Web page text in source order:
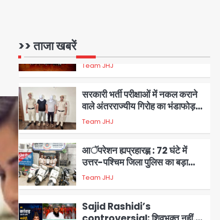
>> ताजा खबरें
3
मास्टरमाइंड समेत 7 गिरफ्तार
Team JHJ
4
आॅपरेशन ह्यप्रहारह्ण : 72 घंटे में
उत्तर-पश्चिम जिला पुलिस का बड़ा
एक्शन
Team JHJ
5
Sajid Rashidi’s
controversial: शिवभक्त नहीं,
आतंकवादी हैं’, मौलाना का कांवड़ियों पर
Avinash Kumar
Har Ghar Tiranga